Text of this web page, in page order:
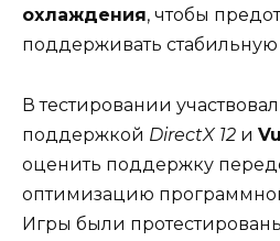
охлаждения, чтобы
поддерживать стабильную
В тестировании
поддержкой DirectX 12 и
оценить поддержку
оптимизацию
Игры были